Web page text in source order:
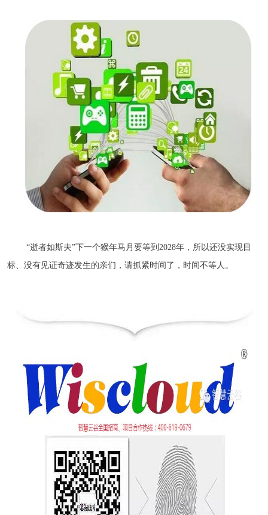
“逝者如斯夫”下一个猴年马月要等到2028年，所以还没实现目
标、没有见证奇迹发生的亲们，请抓紧时间了，时间不等人。